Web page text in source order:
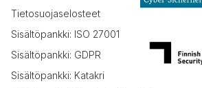
Tietosuojaselosteet
Sisältöpankki: ISO 27001
Sisältöpankki: GDPR
Sisältöpankki: Katakri